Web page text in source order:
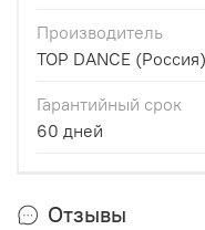
Производитель
TOP DANCE (Россия)
Гарантийный срок
60 дней
Отзывы